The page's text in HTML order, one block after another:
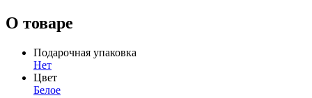
О товаре
Подарочная упаковка
Нет
Цвет
Белое